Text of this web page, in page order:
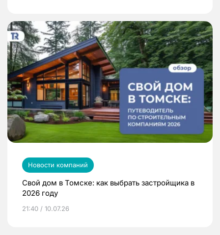
Новости компаний
Свой дом в Томске: как выбрать застройщика в
2026 году
21:40 / 10.07.26